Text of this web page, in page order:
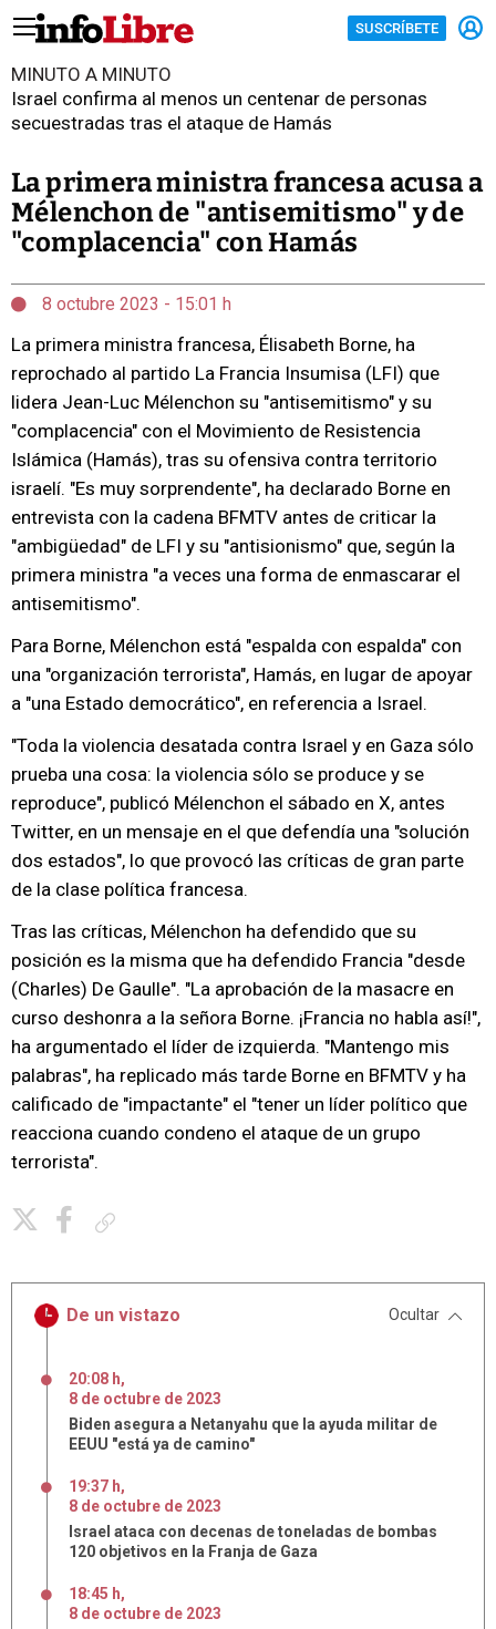
SUSCRÍBETE
MINUTO A MINUTO
Israel confirma al menos un centenar de personas
secuestradas tras el ataque de Hamás
La primera ministra francesa acusa a
Mélenchon de "antisemitismo" y de
"complacencia" con Hamás
8 octubre 2023 - 15:01 h
La primera ministra francesa, Élisabeth Borne, ha
reprochado al partido La Francia Insumisa (LFI) que
lidera Jean-Luc Mélenchon su "antisemitismo" y su
"complacencia" con el Movimiento de Resistencia
Islámica (Hamás), tras su ofensiva contra territorio
israelí. "Es muy sorprendente", ha declarado Borne en
entrevista con la cadena BFMTV antes de criticar la
"ambigüedad" de LFI y su "antisionismo" que, según la
primera ministra "a veces una forma de enmascarar el
antisemitismo".
Para Borne, Mélenchon está "espalda con espalda" con
una "organización terrorista", Hamás, en lugar de apoyar
a "una Estado democrático", en referencia a Israel.
"Toda la violencia desatada contra Israel y en Gaza sólo
prueba una cosa: la violencia sólo se produce y se
reproduce", publicó Mélenchon el sábado en X, antes
Twitter, en un mensaje en el que defendía una "solución
dos estados", lo que provocó las críticas de gran parte
de la clase política francesa.
Tras las críticas, Mélenchon ha defendido que su
posición es la misma que ha defendido Francia "desde
(Charles) De Gaulle". "La aprobación de la masacre en
curso deshonra a la señora Borne. ¡Francia no habla así!",
ha argumentado el líder de izquierda. "Mantengo mis
palabras", ha replicado más tarde Borne en BFMTV y ha
calificado de "impactante" el "tener un líder político que
reacciona cuando condeno el ataque de un grupo
terrorista".
De un vistazo Ocultar
20:08 h,
8 de octubre de 2023
Biden asegura a Netanyahu que la ayuda militar de
EEUU "está ya de camino"
19:37 h,
8 de octubre de 2023
Israel ataca con decenas de toneladas de bombas
120 objetivos en la Franja de Gaza
18:45 h,
8 de octubre de 2023